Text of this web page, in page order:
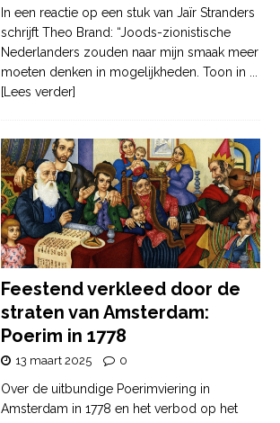
In een reactie op een stuk van Jaïr Stranders
schrijft Theo Brand: “Joods-zionistische
Nederlanders zouden naar mijn smaak meer
moeten denken in mogelijkheden. Toon in
[Lees verder]
Feestend verkleed door de
straten van Amsterdam:
Poerim in 1778
13 maart 2025 0
Over de uitbundige Poerimviering in
Amsterdam in 1778 en het verbod op het